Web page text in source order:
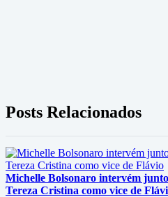
Posts Relacionados
Michelle Bolsonaro intervém
Tereza Cristina como vice de